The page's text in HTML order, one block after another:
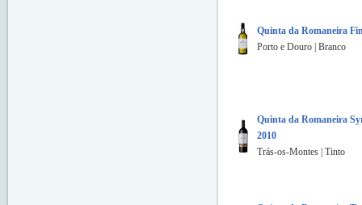
Quinta da Romaneira
Porto e Douro | Branco
Quinta da Romaneira
2010
Trás-os-Montes | Tinto